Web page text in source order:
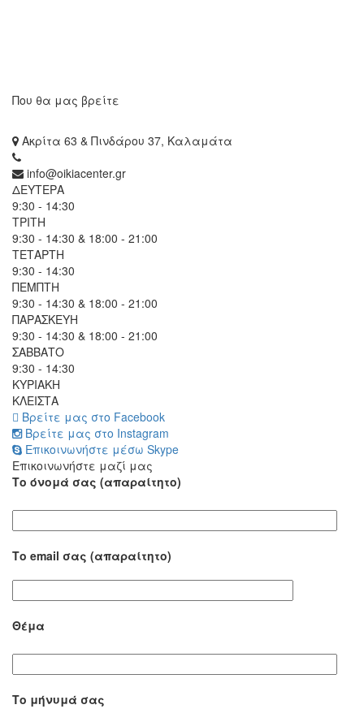
Που θα μας βρείτε
Ακρίτα 63 & Πινδάρου 37, Καλαμάτα
info@oikiacenter.gr
ΔΕΥΤΕΡΑ
9:30 - 14:30
ΤΡΙΤΗ
9:30 - 14:30 & 18:00 - 21:00
ΤΕΤΑΡΤΗ
9:30 - 14:30
ΠΕΜΠΤΗ
9:30 - 14:30 & 18:00 - 21:00
ΠΑΡΑΣΚΕΥΗ
9:30 - 14:30 & 18:00 - 21:00
ΣΑΒΒΑΤΟ
9:30 - 14:30
ΚΥΡΙΑΚΗ
ΚΛΕΙΣΤΑ
Βρείτε μας στο Facebook
Βρείτε μας στο Instagram
Επικοινωνήστε μέσω Skype
Επικοινωνήστε μαζί μας
Το όνομά σας (απαραίτητο)
Το email σας (απαραίτητο)
Θέμα
Το μήνυμά σας